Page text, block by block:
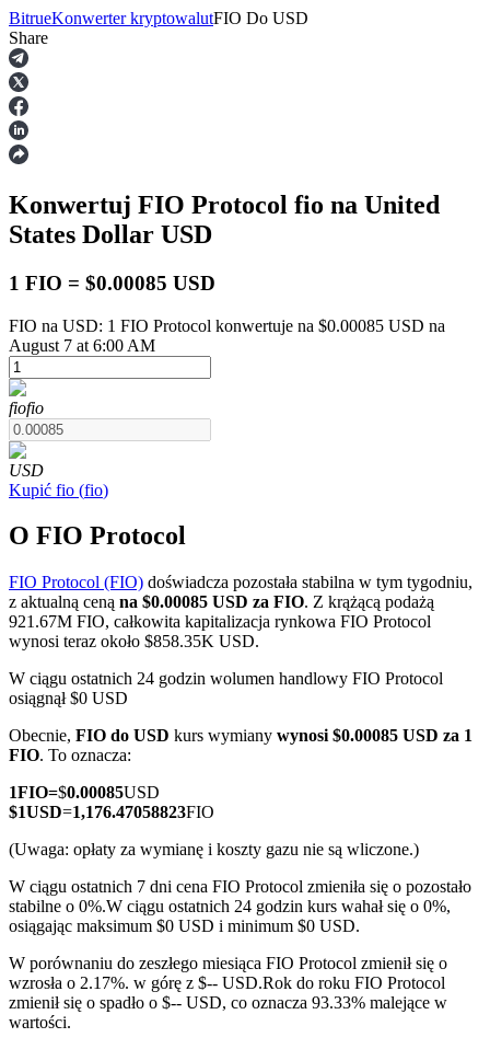
Kontrakty terminowe
Kontrakty terminowe na USDT
Kontrakty terminowe COIN-M
Kontrakty terminowe na kryptowaluty
TradFi
Instrumenty pochodne na akcje, forex, metale szlachetne i
towary
Kontrakty terminowe na USDC
Kontrakty futures wykorzystujące USDC jako zabezpieczenie
BitrueKonwerter kryptowalutFIO Do USD
Share
Konwertuj FIO Protocol fio na United
States Dollar USD
1 FIO = $0.00085 USD
FIO na USD: 1 FIO Protocol konwertuje na $0.00085 USD na
August 7 at 6:00 AM
fiofio
USD
Kupić fio (fio)
O FIO Protocol
FIO Protocol (FIO) doświadcza pozostała stabilna w tym tygodniu,
z aktualną ceną na $0.00085 USD za FIO. Z krążącą podażą
921.67M FIO, całkowita kapitalizacja rynkowa FIO Protocol
wynosi teraz około $858.35K USD.
W ciągu ostatnich 24 godzin wolumen handlowy FIO Protocol
osiągnął $0 USD
Obecnie, FIO do USD kurs wymiany wynosi $0.00085 USD za 1
FIO. To oznacza:
1FIO=$0.00085USD
$1USD=1,176.47058823FIO
(Uwaga: opłaty za wymianę i koszty gazu nie są wliczone.)
W ciągu ostatnich 7 dni cena FIO Protocol zmieniła się o pozostało
stabilne o 0%.W ciągu ostatnich 24 godzin kurs wahał się o 0%,
osiągając maksimum $0 USD i minimum $0 USD.
W porównaniu do zeszłego miesiąca FIO Protocol zmienił się o
wzrosła o 2.17%. w górę z $-- USD.Rok do roku FIO Protocol
zmienił się o spadło o $-- USD, co oznacza 93.33% malejące w
wartości.